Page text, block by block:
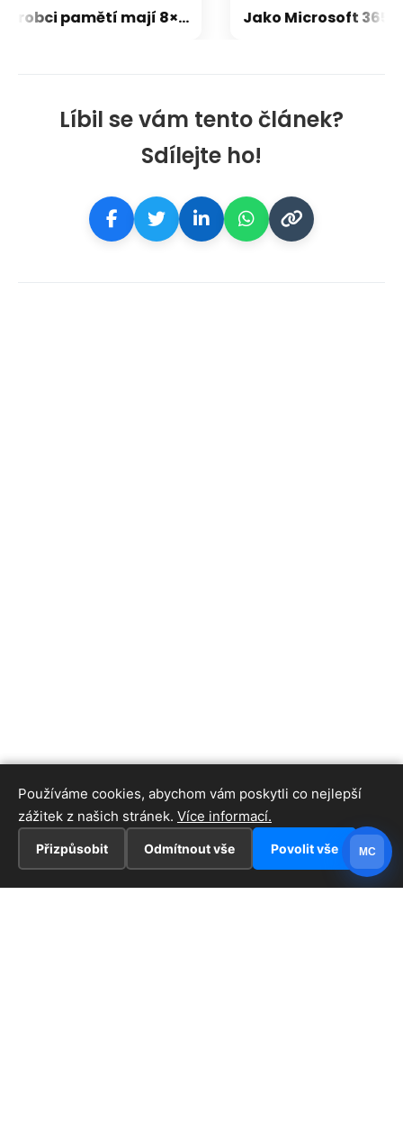
Líbil se vám tento článek?
Sdílejte ho!
Výrobci pamětí mají 8× vyšší tržby než před rokem. Kdo má největší tržní podíl, a kolik trhu už zabrala Čína?
Používáme cookies, abychom vám poskytli co nejlepší
zážitek z našich stránek. Více informací.
Přizpůsobit Odmítnout vše Povolit vše MC